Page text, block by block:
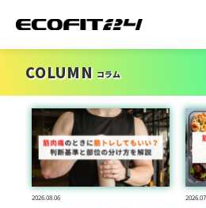
COLUMN コラム
2026.08.06